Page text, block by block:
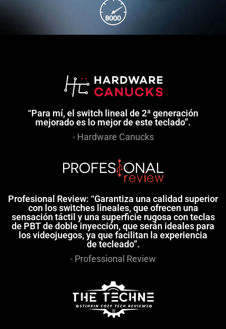
“Para mí, el switch lineal de 2ª generación
mejorado es lo mejor de este teclado”.
- Hardware Canucks
Profesional Review: “Garantiza una calidad superior
con los switches lineales, que ofrecen una
sensación táctil y una superficie rugosa con teclas
de PBT de doble inyección, que serán ideales para
los videojuegos, ya que facilitan la experiencia
de tecleado”.
- Professional Review